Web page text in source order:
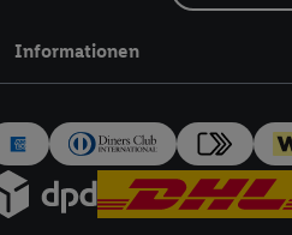
Informationen
Verhinderung und Aufdeckung
Endgeräte, Identifikation von
durch TTD und
sowie:
Erstellung von Profilen
auf einem Endgerät. Entwicklung
oder Kombinationen von Daten